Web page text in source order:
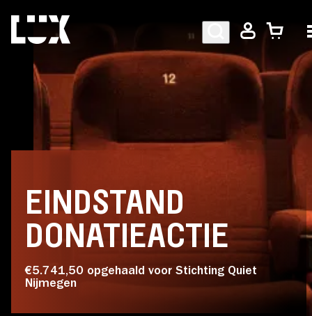
AGENDA
CAFÉ-RESTAURANT
Bezoekersinformatie
EINDSTAND
DONATIEACTIE
€5.741,50 opgehaald voor Stichting Quiet
Nijmegen